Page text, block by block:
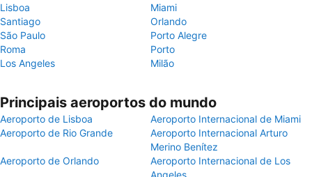
Lisboa
Miami
Santiago
Orlando
São Paulo
Porto Alegre
Roma
Porto
Los Angeles
Milão
Principais aeroportos do mundo
Aeroporto de Lisboa
Aeroporto Internacional de Miami
Aeroporto de Rio Grande
Aeroporto Internacional Arturo
Merino Benítez
Aeroporto de Orlando
Aeroporto Internacional de Los
Angeles